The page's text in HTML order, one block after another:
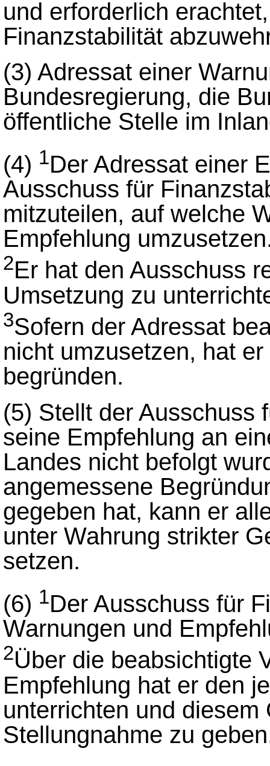
und erforderlich
Finanzstabilität
(3) Adressat einer
Bundesregierung, die
öffentliche Stelle im
(4) 1Der Adressat einer
Ausschuss für
mitzuteilen, auf welche
Empfehlung
2Er hat den Ausschuss
Umsetzung zu
3Sofern der Adressat
nicht umzusetzen, hat
begründen.
(5) Stellt der Ausschuss
seine Empfehlung an
Landes nicht befolgt
angemessene
gegeben hat, kann er
unter Wahrung strikter
setzen.
(6) 1Der Ausschuss für
Warnungen und
2Über die beabsichtigte
Empfehlung hat er den
unterrichten und diesem
Stellungnahme zu